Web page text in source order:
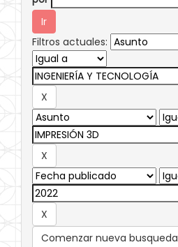
Filtros actuales:
Comenzar nueva busqueda